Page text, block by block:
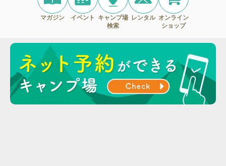
マガジン イベント
キャンプ場
検索
レンタル オンライン
ショップ